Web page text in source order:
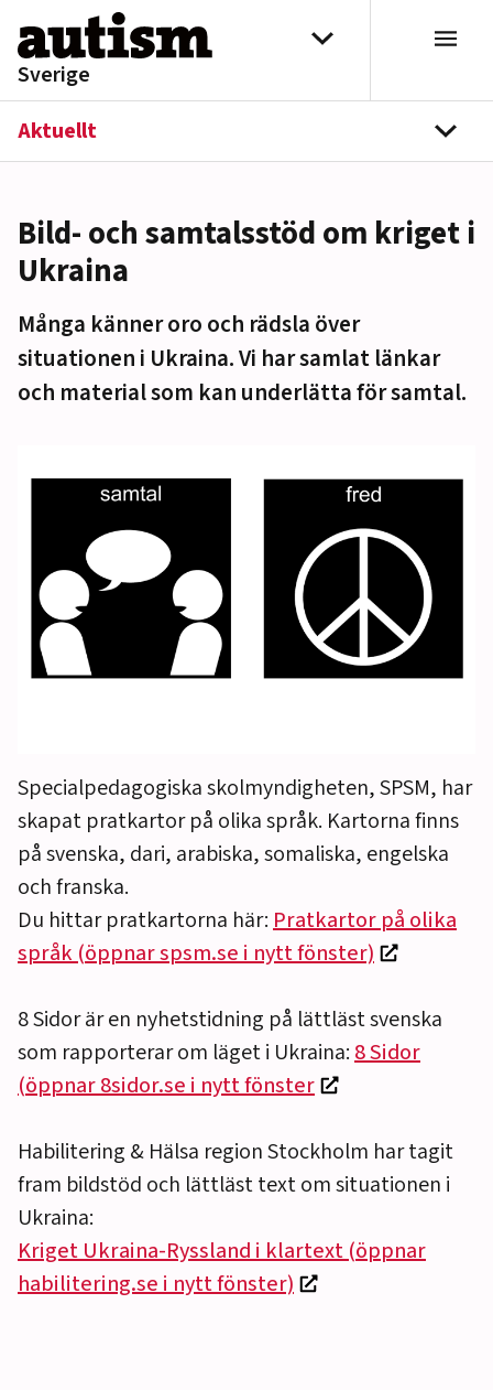
Hoppa till innehåll
Sverige
Välj distrikt
Aktuellt
Bild- och samtalsstöd om kriget i
Ukraina
Många känner oro och rädsla över
situationen i Ukraina. Vi har samlat länkar
och material som kan underlätta för samtal.
Specialpedagogiska skolmyndigheten, SPSM, har
skapat pratkartor på olika språk. Kartorna finns
på svenska, dari, arabiska, somaliska, engelska
och franska.
Du hittar pratkartorna här:Pratkartor på olika
språk (öppnar spsm.se i nytt fönster)
8 Sidor är en nyhetstidning på lättläst svenska
som rapporterar om läget i Ukraina:8 Sidor
(öppnar 8sidor.se i nytt fönster
Habilitering & Hälsa region Stockholm har tagit
fram bildstöd och lättläst text om situationen i
Ukraina:
Kriget Ukraina-Ryssland i klartext (öppnar
habilitering.se i nytt fönster)